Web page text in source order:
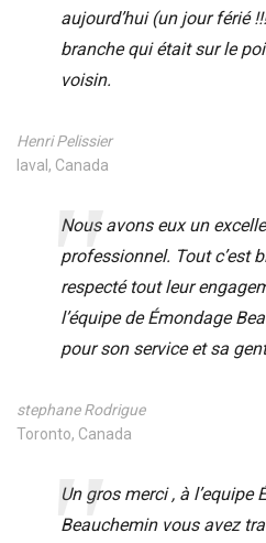
aujourd’hui (un jour férié
branche qui était sur le
voisin.
Henri Pelissier
laval, Canada
Nous avons eux un
professionnel. Tout c’est
respecté tout leur
l’équipe de Émondage
pour son service et sa
stephane Rodrigue
Toronto, Canada
Un gros merci , à l’equipe
Beauchemin vous avez